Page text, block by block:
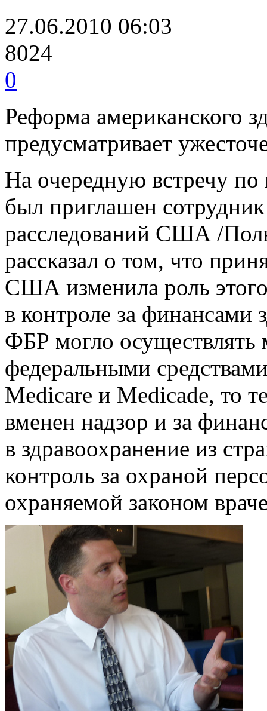
27.06.2010 06:03
8024
0
Реформа американского
предусматривает
На очередную встречу
был приглашен
расследований США /
рассказал о том, что
США изменила роль
в контроле за финансами
ФБР могло осуществлять
федеральными
Medicare и Medicade, то
вменен надзор и за
в здравоохранение из
контроль за охраной
охраняемой законом